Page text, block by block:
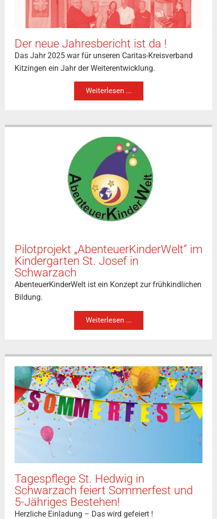
Der neue Jahresbericht ist da !
Das Jahr 2025 war für unseren Caritas-Kreisverband
Kitzingen ein Jahr der Weiterentwicklung.
Weiterlesen ...
Pilotprojekt „AbenteuerKinderWelt“ im
Kindergarten St. Josef in
Schwarzach
AbenteuerKinderWelt ist ein Konzept zur frühkindlichen
Bildung.
Weiterlesen ...
Tagespflege St. Hedwig in
Schwarzach feiert Sommerfest und
5-Jähriges Bestehen!
Herzliche Einladung – Das wird gefeiert !